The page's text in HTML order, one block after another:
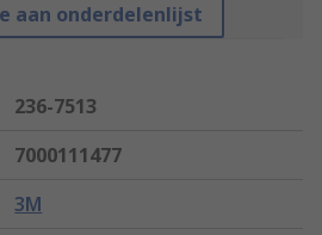
aan onderdelenlijst
236-7513
7000111477
3M